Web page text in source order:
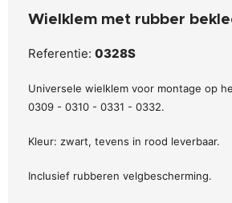
Wielklem met rubber
Referentie: 0328S
Universele wielklem voor montage op
0309 - 0310 - 0331 - 0332.
Kleur: zwart, tevens in rood leverbaar.
Inclusief rubberen velgbescherming.